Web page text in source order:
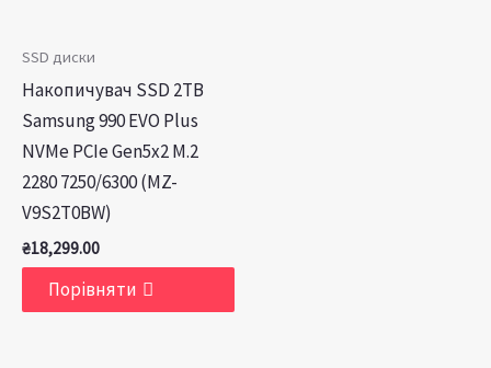
SSD диски
Накопичувач SSD 2TB
Samsung 990 EVO Plus
NVMe PCIe Gen5x2 M.2
2280 7250/6300 (MZ-
V9S2T0BW)
₴18,299.00
Порівняти